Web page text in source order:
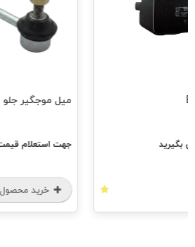
میل موجگیر جلو لیفان 820 B.mco
جهت استعلام قیمت تماس بگیرید
خرید محصول